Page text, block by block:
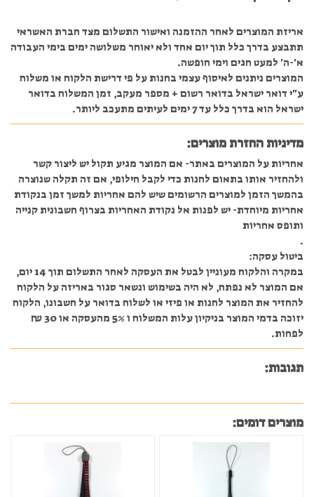
אריזת המוצרים לאחר ההזמנה ואישור התשלום מצד חברת האשראי
תתבצע בדרך כלל תוך יום אחד ולא יאוחר משלושה ימים בימי העבודה
א'-ה' למעט חגים וימי חופשה.
המוצרים ניתנים לאיסוף עצמי בחנות על פי דרישת הלקוח או משלוח
ע"י דואר ישראל בדואר רשום + מספר מעקב, זמן המשלוח בדואר
ישראל הוא בדרך כלל עד 7 ימים לעיתים מתעכב ליותר.
מדיניות החזרת מוצרים:
אחריות על המוצרים באתר- אם המוצר מגיע תקול יש ליצור קשר
ולהחזיר אותו בתאום לחנות כדי לקבל חילופי, אם זה תקלה שנוצרה
בהמשך הזמן למוצרים הרשומים שיש להם אחריות למשך זמן בנקודת
אחריות מיוחדת- יש לפנות אל נקודת האחריות בצרוף חשבונית קנייה
ותופס אחריות
.
ביטול עסקה:
במקרה והלקוח מעוניין לבטל את העסקה לאחר התשלום תוך 14 יום,
אם המוצר לא נפתח, לא היה בשימוש ונשאר סגור באריזה על הלקוח
להחזיר את המוצר לחנות או פיזי או לשלוח בדואר על חשבונו, הלקוח
יזוכה בדמי המוצר בניקיון עלות המשלוח ו 5% מהעסקה או 30 ₪
לפחות.
תגובות:
מוצרים דומים: